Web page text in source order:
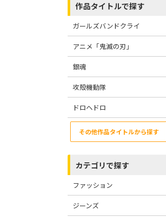
作品タイトルで探す
ガールズバンドクライ
アニメ「鬼滅の刃」
銀魂
攻殻機動隊
ドロヘドロ
その他作品タイトルから探す
カテゴリで探す
ファッション
ジーンズ